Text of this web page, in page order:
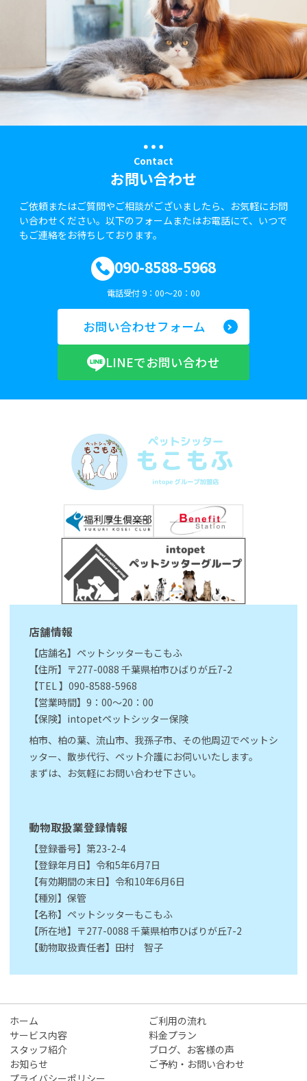
Contact
お問い合わせ
ご依頼またはご質問やご相談がございましたら、お気軽にお問
い合わせください。以下のフォームまたはお電話にて、いつで
もご連絡をお待ちしております。
090-8588-5968
電話受付 9：00～20：00
お問い合わせフォーム
LINEでお問い合わせ
店舗情報
【店舗名】ペットシッターもこもふ
【住所】〒277-0088 千葉県柏市ひばりが丘7-2
【TEL 】090-8588-5968
【営業時間】9：00～20：00
【保険】intopetペットシッター保険
柏市、柏の葉、流山市、我孫子市、その他周辺でペットシ
ッター、散歩代行、ペット介護にお伺いいたします。
まずは、お気軽にお問い合わせ下さい。
動物取扱業登録情報
【登録番号】第23-2-4
【登録年月日】令和5年6月7日
【有効期間の末日】令和10年6月6日
【種別】保管
【名称】ペットシッターもこもふ
【所在地】〒277-0088 千葉県柏市ひばりが丘7-2
【動物取扱責任者】田村 智子
ホーム
ご利用の流れ
サービス内容
料金プラン
スタッフ紹介
ブログ、お客様の声
お知らせ
ご予約・お問い合わせ